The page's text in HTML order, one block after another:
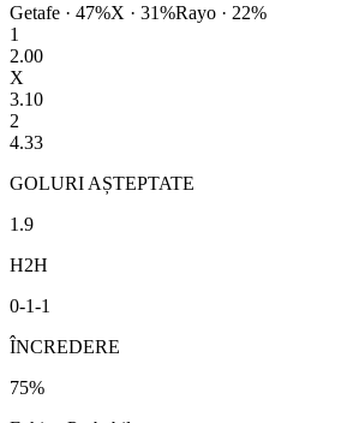
Getafe · 47%X · 31%Rayo · 22%
1
2.00
X
3.10
2
4.33
GOLURI AȘTEPTATE
1.9
H2H
0-1-1
ÎNCREDERE
75%